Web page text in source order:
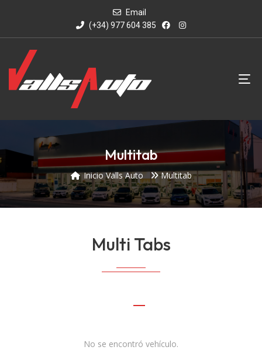
Email
(+34) 977 604 385
Multitab
Inicio Valls Auto Multitab
Multi Tabs
No se encontró vehículo.